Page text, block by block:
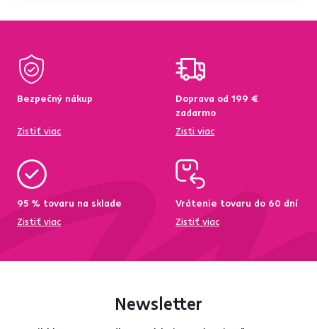
Bezpečný nákup
Zistiť viac
Doprava od 199 €
zadarmo
Zisti viac
95 % tovaru na sklade
Zistiť viac
Vrátenie tovaru do 60 dní
Zistiť viac
Newsletter